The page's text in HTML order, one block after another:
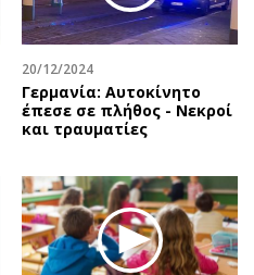
20/12/2024
Γερμανία: Αυτοκίνητο
έπεσε σε πλήθος - Νεκροί
και τραυματίες